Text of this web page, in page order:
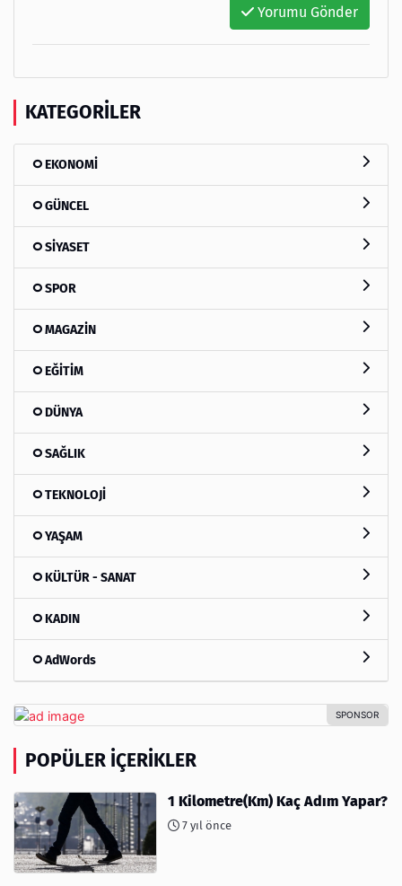
Yorumu Gönder
KATEGORILER
EKONOMİ
GÜNCEL
SİYASET
SPOR
MAGAZİN
EĞİTİM
DÜNYA
SAĞLIK
TEKNOLOJİ
YAŞAM
KÜLTÜR - SANAT
KADIN
AdWords
POPÜLER İÇERIKLER
1 Kilometre(Km) Kaç Adım Yapar?
7 yıl önce